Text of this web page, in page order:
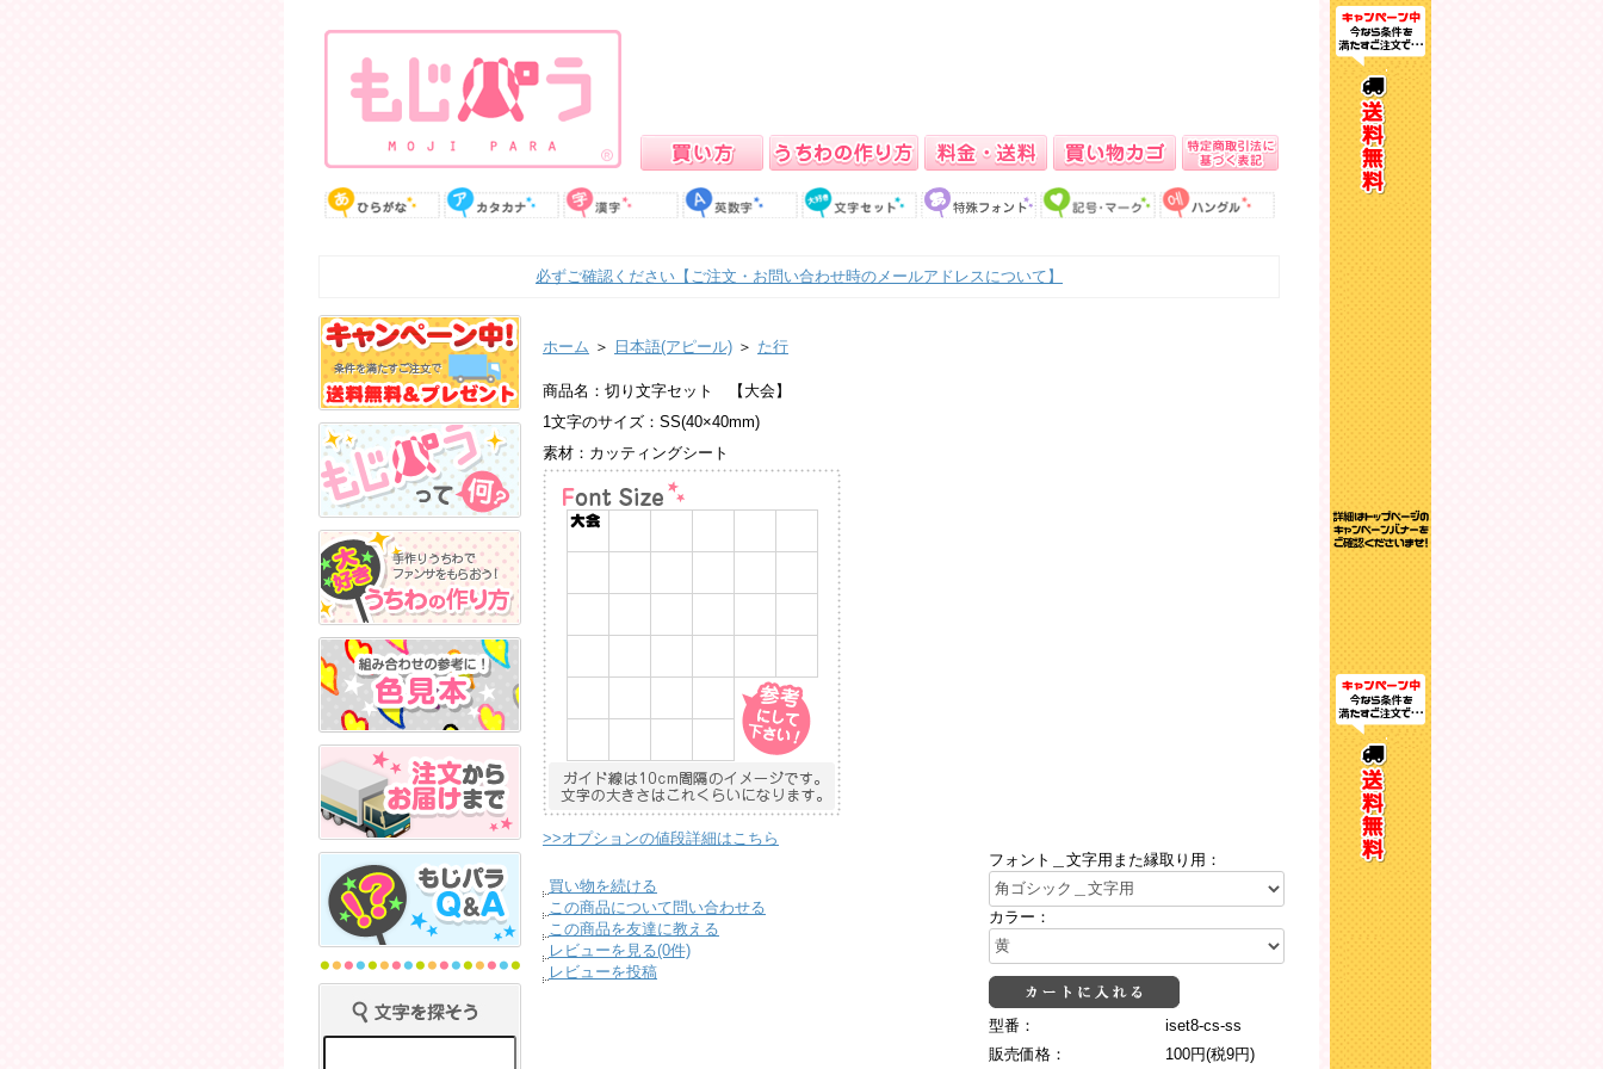
必ずご確認ください【ご注文・お問い合わせ時のメールアドレスについて】
ホーム ＞ 日本語(アピール) ＞ た行
商品名：切り文字セット 【大会】
1文字のサイズ：SS(40×40mm)
素材：カッティングシート
>>オプションの値段詳細はこちら
フォント＿文字用また縁取り用：
カラー：
型番：
iset8-cs-ss
販売価格：
100円(税9円)
買い物を続ける
この商品について問い合わせる
この商品を友達に教える
レビューを見る(0件)
レビューを投稿